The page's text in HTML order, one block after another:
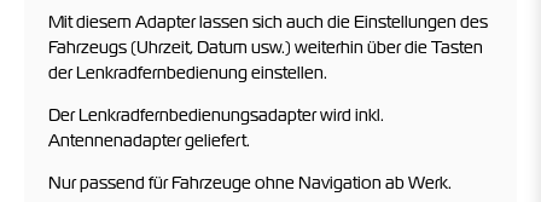
Mit diesem Adapter lassen sich auch die Einstellungen des
Fahrzeugs (Uhrzeit, Datum usw.) weiterhin über die Tasten
der Lenkradfernbedienung einstellen.
Der Lenkradfernbedienungsadapter wird inkl.
Antennenadapter geliefert.
Nur passend für Fahrzeuge ohne Navigation ab Werk.